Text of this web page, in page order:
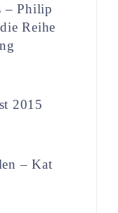
– Philip
Reihe
2015
– Kat